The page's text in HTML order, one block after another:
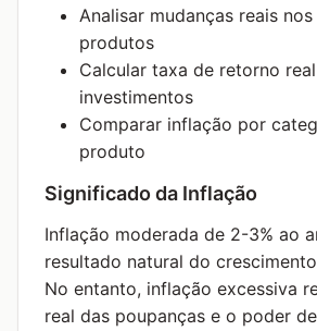
Analisar mudanças reais
produtos
Calcular taxa de retorno
investimentos
Comparar inflação por
produto
Significado da Inflação
Inflação moderada de 2-3% ao
resultado natural do
No entanto, inflação excessiva
real das poupanças e o poder